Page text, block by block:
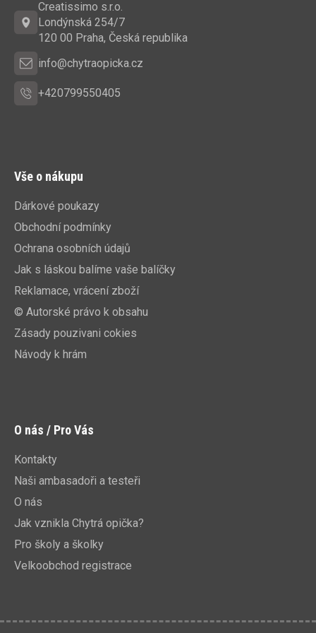
Creatissimo s.r.o.
Londýnská 254/7
120 00 Praha, Česká republika
info@chytraopicka.cz
+420799550405
Vše o nákupu
Dárkové poukazy
Obchodní podmínky
Ochrana osobních údajů
Jak s láskou balíme vaše balíčky
Reklamace, vrácení zboží
© Autorské právo k obsahu
Zásady pouzivani cokies
Návody k hrám
O nás / Pro Vás
Kontakty
Naši ambasadoři a testeři
O nás
Jak vznikla Chytrá opička?
Pro školy a školky
Velkoobchod registrace